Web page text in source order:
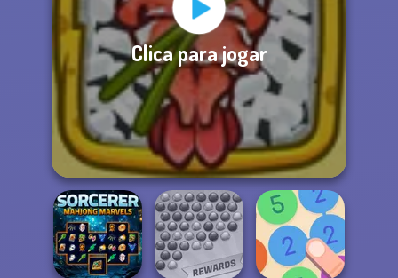
Clica para jogar